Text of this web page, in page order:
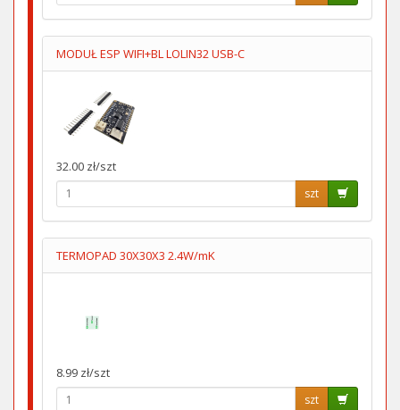
MODUŁ ESP WIFI+BL LOLIN32 USB-C
32.00 zł/szt
szt
TERMOPAD 30X30X3 2.4W/mK
8.99 zł/szt
szt